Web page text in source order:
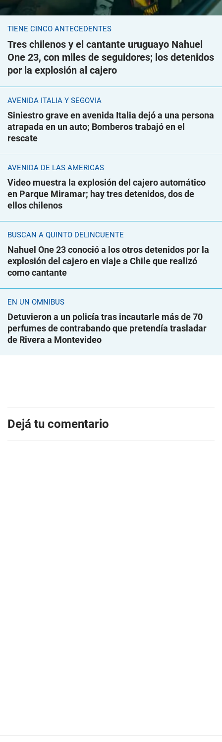
TIENE CINCO ANTECEDENTES
Tres chilenos y el cantante uruguayo Nahuel
One 23, con miles de seguidores; los detenidos
por la explosión al cajero
AVENIDA ITALIA Y SEGOVIA
Siniestro grave en avenida Italia dejó a una persona
atrapada en un auto; Bomberos trabajó en el
rescate
AVENIDA DE LAS AMÉRICAS
Video muestra la explosión del cajero automático
en Parque Miramar; hay tres detenidos, dos de
ellos chilenos
BUSCAN A QUINTO DELINCUENTE
Nahuel One 23 conoció a los otros detenidos por la
explosión del cajero en viaje a Chile que realizó
como cantante
EN UN ÓMNIBUS
Detuvieron a un policía tras incautarle más de 70
perfumes de contrabando que pretendía trasladar
de Rivera a Montevideo
Dejá tu comentario